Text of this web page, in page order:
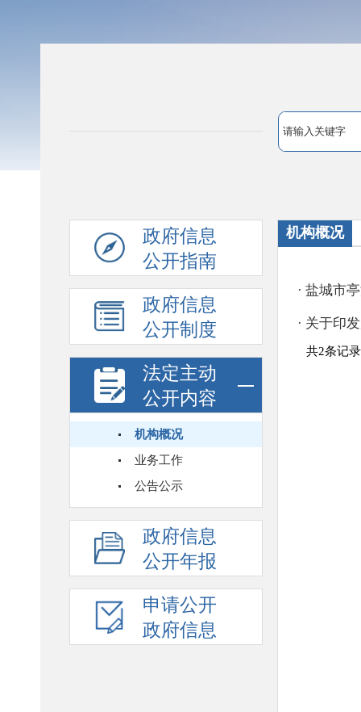
政府信息
公开指南
政府信息
公开制度
法定主动
公开内容
机构概况
业务工作
公告公示
政府信息
公开年报
申请公开
政府信息
机构概况